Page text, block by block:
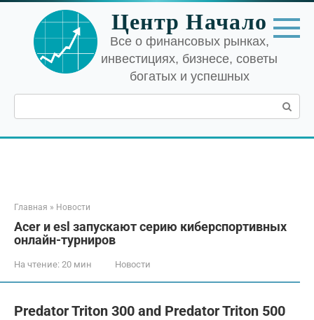
Перейти
контенту
Центр Начало
Все о финансовых рынках,
инвестициях, бизнесе, советы
богатых и успешных
Поиск:
Главная » Новости
Acer и esl запускают серию киберспортивных
онлайн-турниров
На чтение: 20 мин Новости
Predator Triton 300 and Predator Triton 500